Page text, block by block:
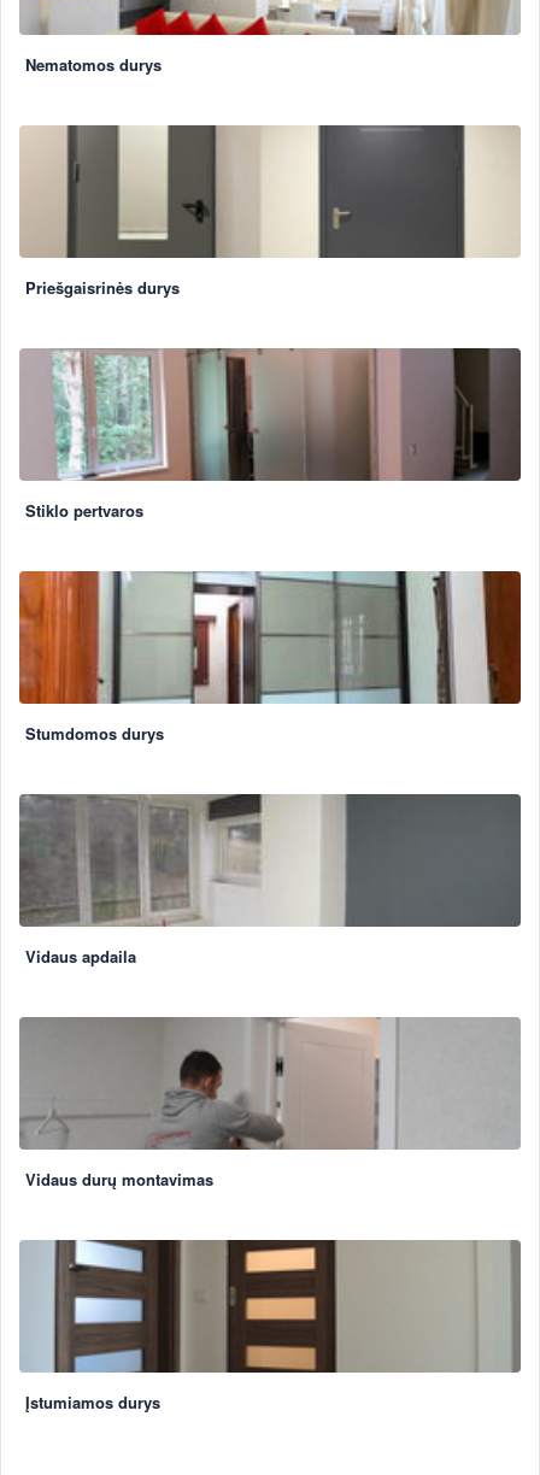
Nematomos durys
Priešgaisrinės durys
Stiklo pertvaros
Stumdomos durys
Vidaus apdaila
Vidaus durų montavimas
Įstumiamos durys